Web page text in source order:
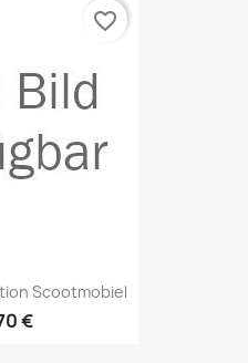
Scootmobiel
€
favorite_border